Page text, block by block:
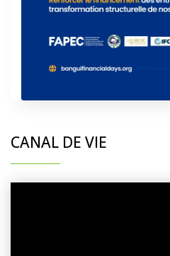
CANAL DE VIE